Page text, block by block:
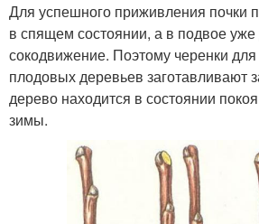
Для успешного приживления почки
в спящем состоянии, а в подвое
сокодвижение. Поэтому черенки
плодовых деревьев заготавливают
дерево находится в состоянии
зимы.